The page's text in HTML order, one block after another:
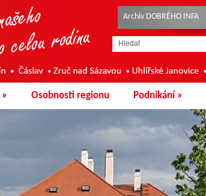
Archiv DOBRÉHO INFA
» Osobnosti regionu Podnikání »